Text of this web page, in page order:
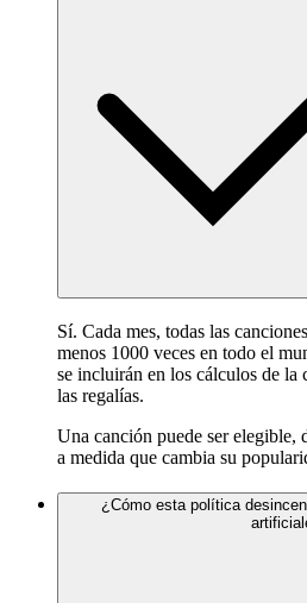
Sí. Cada mes, todas las
menos 1000 veces en todo el
se incluirán en los cálculos de la
las regalías.
Una canción puede ser elegible,
a medida que cambia su
¿Cómo esta política